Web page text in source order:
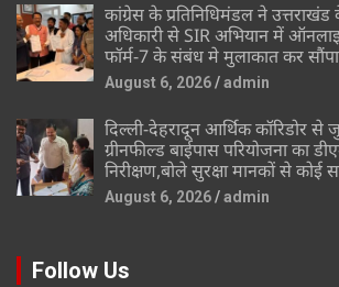
कांग्रेस के प्रतिनिधिमंडल ने उत्तराखंड
अधिकारी से SIR अभियान में
फॉर्म-7 के संबंध मे मुलाकात कर सौंपा
August 6, 2026 admin
दिल्ली-देहरादून आर्थिक कॉरिडोर से
ग्रीनफील्ड बाईपास परियोजना का
निरीक्षण,बोले सुरक्षा मानकों से कोई
August 6, 2026 admin
Follow Us